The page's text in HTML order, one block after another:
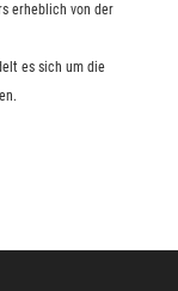
erheblich von der
es sich um die